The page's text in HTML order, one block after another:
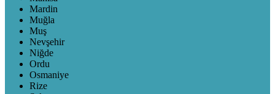
Mardin
Muğla
Muş
Nevşehir
Niğde
Ordu
Osmaniye
Rize